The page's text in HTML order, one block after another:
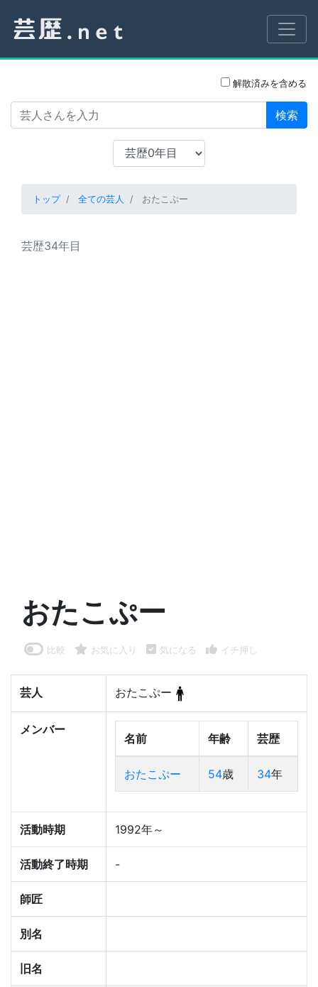
解散済みを含める
検索
トップ 全ての芸人 おたこぷー
芸歴34年目
おたこぷー
比較 お気に入り 気になる イチ押し
芸人 おたこぷー
メンバー
名前 年齢 芸歴
おたこぷー 54歳 34年
活動時期 1992年～
活動終了時期 -
師匠
別名
旧名